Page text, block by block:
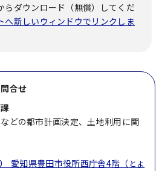
らダウンロード（無償）してくだ
新しいウィンドウでリンクしま
合せ
どの都市計画決定、土地利用に関
愛知県豊田市役所西庁舎4階（ とよ